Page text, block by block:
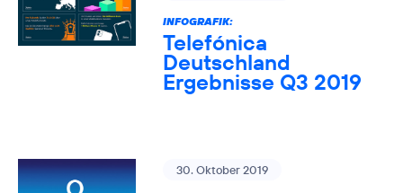
INFOGRAFIK:
Telefónica
Deutschland
Ergebnisse Q3 2019
30. Oktober 2019